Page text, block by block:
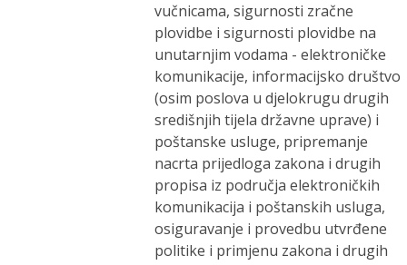
vučnicama, sigurnosti zračne
plovidbe i sigurnosti plovidbe na
unutarnjim vodama - elektroničke
komunikacije, informacijsko društvo
(osim poslova u djelokrugu drugih
središnjih tijela državne uprave) i
poštanske usluge, pripremanje
nacrta prijedloga zakona i drugih
propisa iz područja elektroničkih
komunikacija i poštanskih usluga,
osiguravanje i provedbu utvrđene
politike i primjenu zakona i drugih